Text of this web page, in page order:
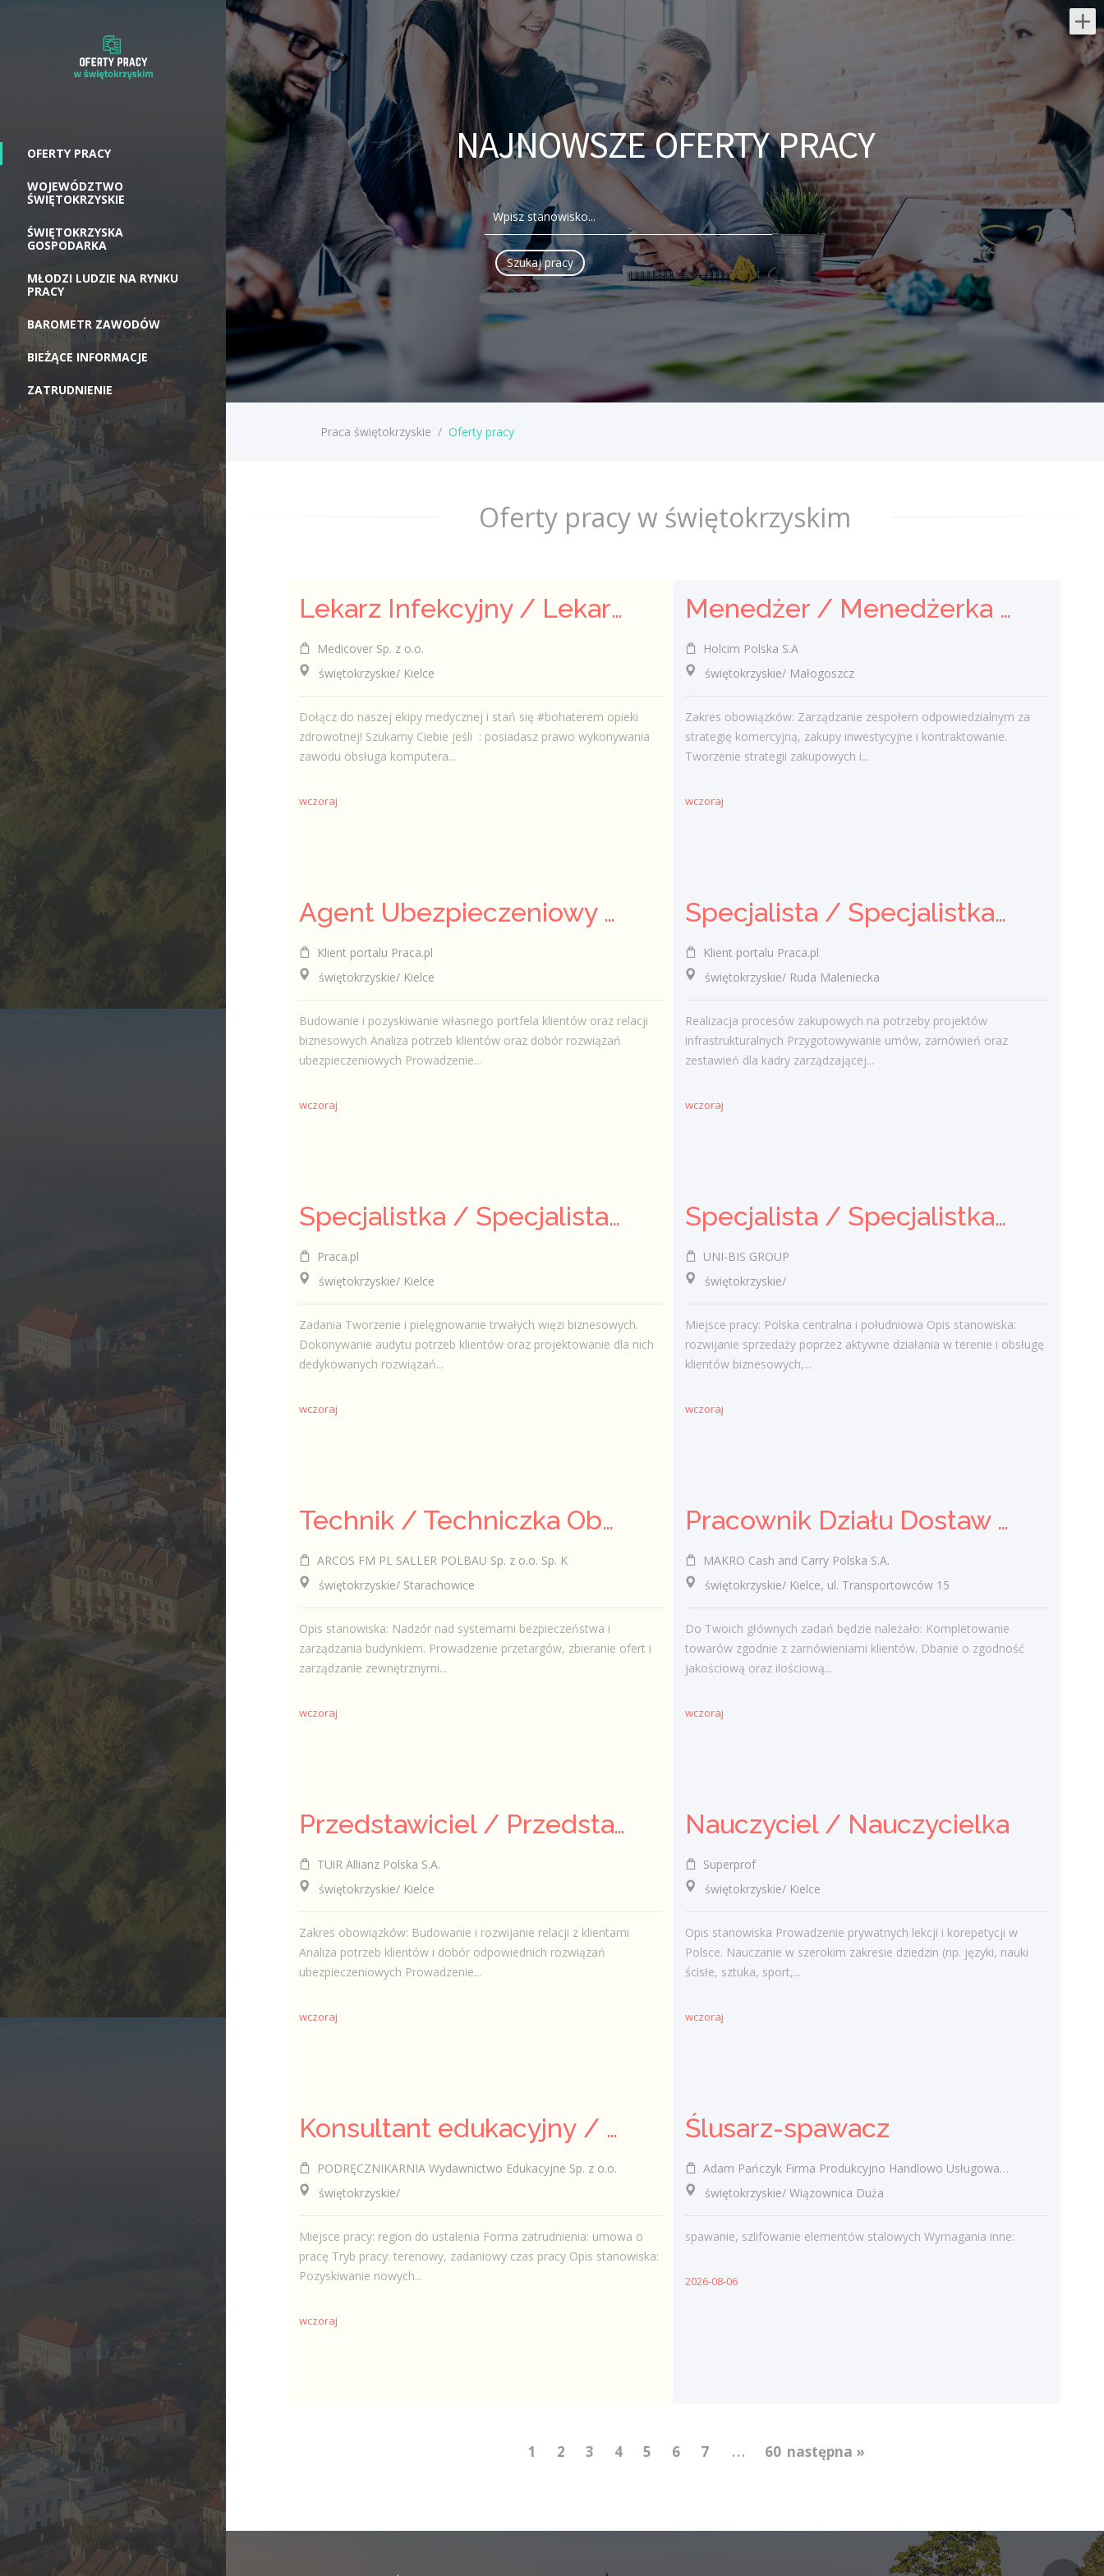
Najnowsze oferty pracy:
Lekarz Infekcyjny / Lekarka
Infekcyjna
Medicover Sp. z o.o.
świętokrzyskie/ Kielce
Dołącz do naszej ekipy medycznej i stań
się #bohaterem opieki zdrowotnej!
Szukamy Ciebie jeśli ​ : posiadasz prawo
wykonywania zawodu obsługa
komputera...
wczoraj
Menedżer / Menedżerka
Zespołu Strategii Komercyjnej
i Kontraktowania
kontraktowanie. Tworzenie strategii
Budowanie i pozyskiwanie własnego
portfela klientów oraz relacji biznesowych
Zakupów
świętokrzyskie/ Ruda Maleniecka
Przygotowywanie umów, zamówień oraz
zestawień dla kadry zarządzającej...
świętokrzyskie/ Kielce
Zadania Tworzenie i pielęgnowanie
rozwiązań...
wczoraj
z tym radzą sobie starsi pracownicy?
Jak zmienić pracę fizyczną na biurową?
3 stycznia 2021
rozwój – czy to ideał pracownika?
19 października 2020
Obcokrajowcy w
świętokrzyskim
admin-
województwie świętokrzyskim
OFERTY PRACY
WOJEWÓDZTWO
ŚWIĘTOKRZYSKIE
ŚWIĘTOKRZYSKA
GOSPODARKA
MŁODZI LUDZIE NA RYNKU
PRACY
BAROMETR ZAWODÓW
BIEŻĄCE INFORMACJE
ZATRUDNIENIE
NAJNOWSZE OFERTY PRACY
Praca świętokrzyskie / Oferty pracy
Oferty pracy w świętokrzyskim
Lekarz Infekcyjny / Lekarka Infekcyjna
Medicover Sp. z o.o.
świętokrzyskie/ Kielce
Dołącz do naszej ekipy medycznej i stań się #bohaterem opieki
zdrowotnej! Szukamy Ciebie jeśli ​ : posiadasz prawo wykonywania
zawodu obsługa komputera...
wczoraj
Menedżer / Menedżerka Zespołu Strategii Komercyjnej i Kontraktowania
Holcim Polska S.A
świętokrzyskie/ Małogoszcz
Zakres obowiązków: Zarządzanie zespołem odpowiedzialnym za
strategię komercyjną, zakupy inwestycyjne i kontraktowanie.
Tworzenie strategii zakupowych i...
wczoraj
Agent Ubezpieczeniowy / Agentka Ubezpieczeniowa
Klient portalu Praca.pl
świętokrzyskie/ Kielce
Budowanie i pozyskiwanie własnego portfela klientów oraz relacji
biznesowych Analiza potrzeb klientów oraz dobór rozwiązań
ubezpieczeniowych Prowadzenie...
wczoraj
Specjalista / Specjalistka ds. Zakupów
Klient portalu Praca.pl
świętokrzyskie/ Ruda Maleniecka
Realizacja procesów zakupowych na potrzeby projektów
infrastrukturalnych Przygotowywanie umów, zamówień oraz
zestawień dla kadry zarządzającej...
wczoraj
Specjalistka / Specjalista ds. Sprzedaży ubezpieczeń
Praca.pl
świętokrzyskie/ Kielce
Zadania Tworzenie i pielęgnowanie trwałych więzi biznesowych.
Dokonywanie audytu potrzeb klientów oraz projektowanie dla nich
dedykowanych rozwiązań...
wczoraj
Specjalista / Specjalistka ds. sprzedaży rozwiązań technicznych
UNI-BIS GROUP
świętokrzyskie/
Miejsce pracy: Polska centralna i południowa Opis stanowiska:
rozwijanie sprzedaży poprzez aktywne działania w terenie i obsługę
klientów biznesowych,...
wczoraj
Technik / Techniczka Obsługi Budynku
ARCOS FM PL SALLER POLBAU Sp. z o.o. Sp. K
świętokrzyskie/ Starachowice
Opis stanowiska: Nadzór nad systemami bezpieczeństwa i
zarządzania budynkiem. Prowadzenie przetargów, zbieranie ofert i
zarządzanie zewnętrznymi...
wczoraj
Pracownik Działu Dostaw (K/M)
MAKRO Cash and Carry Polska S.A.
świętokrzyskie/ Kielce, ul. Transportowców 15
Do Twoich głównych zadań będzie należało: Kompletowanie
towarów zgodnie z zamówieniami klientów. Dbanie o zgodność
jakościową oraz ilościową...
wczoraj
Przedstawiciel / Przedstawicielka ds. sprzedaży ubezpieczeń majątkowych
TUiR Allianz Polska S.A.
świętokrzyskie/ Kielce
Zakres obowiązków: Budowanie i rozwijanie relacji z klientami
Analiza potrzeb klientów i dobór odpowiednich rozwiązań
ubezpieczeniowych Prowadzenie...
wczoraj
Nauczyciel / Nauczycielka
Superprof
świętokrzyskie/ Kielce
Opis stanowiska Prowadzenie prywatnych lekcji i korepetycji w
Polsce. Nauczanie w szerokim zakresie dziedzin (np. języki, nauki
ścisłe, sztuka, sport,...
wczoraj
Konsultant edukacyjny / Konsultantka edukacyjna
PODRĘCZNIKARNIA Wydawnictwo Edukacyjne Sp. z o.o.
świętokrzyskie/
Miejsce pracy: region do ustalenia Forma zatrudnienia: umowa o
pracę Tryb pracy: terenowy, zadaniowy czas pracy Opis stanowiska:
Pozyskiwanie nowych...
wczoraj
Ślusarz-spawacz
Adam Pańczyk Firma Produkcyjno Handlowo Usługowa "KONRAD" Wiązownica Duża
świętokrzyskie/ Wiązownica Duża
spawanie, szlifowanie elementów stalowych Wymagania inne:
2026-08-06
1 2 3 4 5 6 7 ... 60 następna »